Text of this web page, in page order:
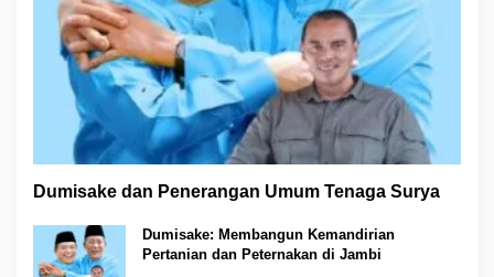
Dumisake dan Penerangan Umum Tenaga Surya
Dumisake: Membangun Kemandirian
Pertanian dan Peternakan di Jambi